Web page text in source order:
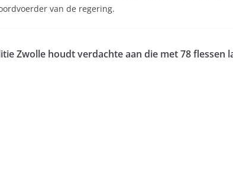
van de regering.
Zwolle houdt verdachte aan die met 78 flessen